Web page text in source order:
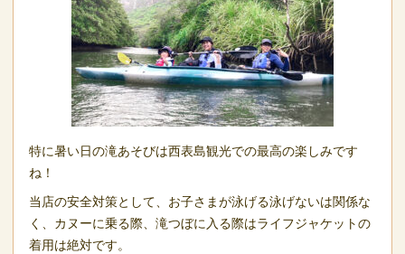
特に暑い日の滝あそびは西表島観光での最高の楽しみです
ね！
当店の安全対策として、お子さまが泳げる泳げないは関係な
く、カヌーに乗る際、滝つぼに入る際はライフジャケットの
着用は絶対です。